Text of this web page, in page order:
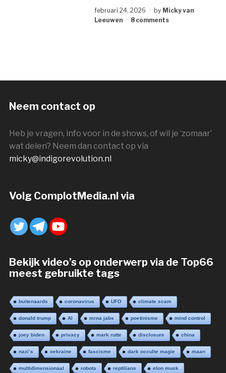
februari 24, 2026 by Micky van
Leeuwen
8 comments
Neem contact op
Heb je vragen, info voor in de shows, of wil je ‘zomaar’
wat delen? Neem dan contact op via
micky@indigorevolution.nl
Volg ComplotMedia.nl via
Bekijk video’s op onderwerp via de Top66
meest gebruikte tags
buitenaards coronavirus UFO climate scam
donald trump AI mrna jabs poetinisme mind control
joey biden privacy mark rutte disclosure china
nazi’s oekraine fascisme dark occulte magie maan
multidimensionaal robots reptilians elon musk